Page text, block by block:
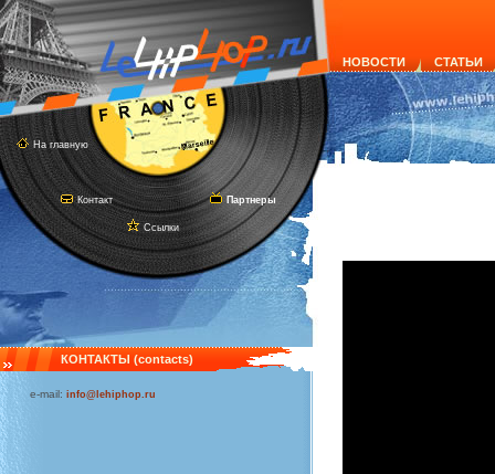
На главную
Контакт
Ссылки
Партнеры
НОВОСТИ СТАТЬИ
КОНТАКТЫ (contacts)
e-mail: info@lehiphop.ru